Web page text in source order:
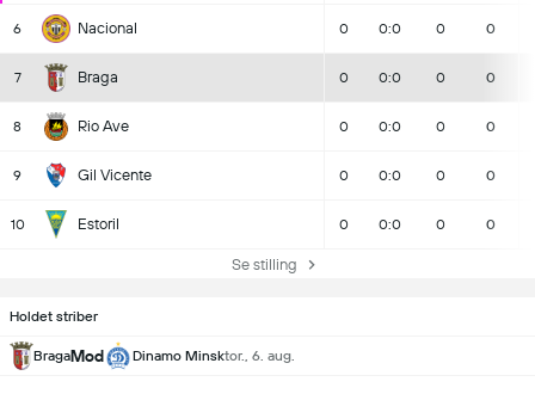
6 Nacional 0 0:0 0 0
7 Braga 0 0:0 0 0
8 Rio Ave 0 0:0 0 0
9 Gil Vicente 0 0:0 0 0
10 Estoril 0 0:0 0 0
Se stilling
Holdet striber
BragaMod Dinamo Minsktor., 6. aug.